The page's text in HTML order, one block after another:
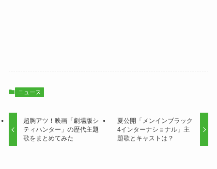
ニュース
超胸アツ！映画「劇場版シ
ティハンター」の歴代主題
歌をまとめてみた
夏公開「メンインブラック
4インターナショナル」主
題歌とキャストは？